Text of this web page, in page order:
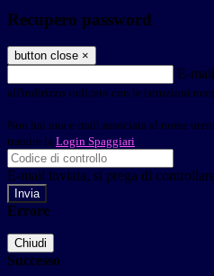
Recupero password
button close ×
E-mail
all'indirizzo indicato con le istruzioni
Non hai una e-mail associata al nome
tramite la Login Spaggiari
E-mail inviata, si prega di
Errore
Chiudi
Successo